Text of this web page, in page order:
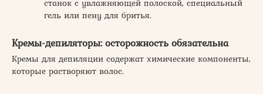
станок с увлажняющей полоской, специальный
гель или пену для бритья.
Кремы-депиляторы: осторожность обязательна
Кремы для депиляции содержат химические компоненты,
которые растворяют волос.